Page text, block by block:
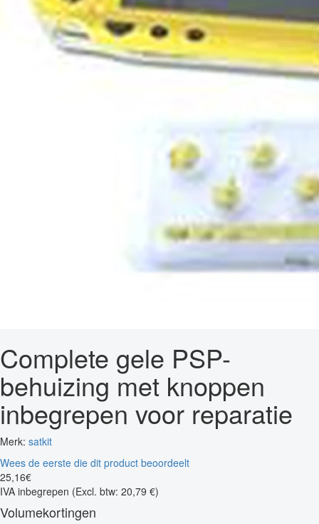
Complete gele PSP-
behuizing met knoppen
inbegrepen voor reparatie
Merk: satkit
Wees de eerste die dit product beoordeelt
25,16€
IVA inbegrepen (Excl. btw: 20,79 €)
Volumekortingen